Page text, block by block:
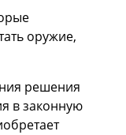
оружие,
решения
в законную